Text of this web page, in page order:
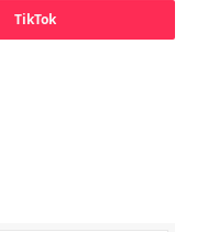
TikTok